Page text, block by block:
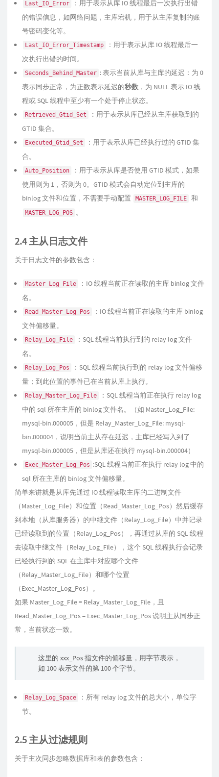
Last_IO_Error
：用于表示从库 IO 线程最后一次执行出错
的错误信息，如网络问题，主库宕机，用于从主库复制的账
号密码变化等。
Last_IO_Error_Timestamp
：用于表示从库 IO 线程最后一
次执行出错的时间。
Seconds_Behind_Master : 表示当前从库与主库的延迟：为 0
表示同步正常，为正数表示延迟的秒数 ，为 NULL 表示 IO 线
程或 SQL 线程中至少有一个处于停止状态。
Retrieved_Gtid_Set
：用于表示从库已经从主库获取到的
GTID 集合。
Executed_Gtid_Set
：用于表示从库已经执行过的 GTID 集
合。
Auto_Position
：用于表示从库是否使用 GTID 模式，如果
使用则为 1，否则为 0。GTID 模式会自动定位到主库的
binlog 文件和位置，不需要手动配置
MASTER_LOG_FILE 和
MASTER_LOG_POS 。
2.4 主从日志文件
关于日志文件的参数包含：
Master_Log_File
：IO 线程当前正在读取的主库 binlog 文件
名。
Read_Master_Log_Pos
：IO 线程当前正在读取的主库 binlog
文件偏移量。
Relay_Log_File
：SQL 线程当前执行到的 relay log 文件
名。
Relay_Log_Pos
：SQL 线程当前执行到的 relay log 文件偏移
量；到此位置的事件已在当前从库上执行。
Relay_Master_Log_File
：SQL 线程当前正在执行 relay log
中的 sql 所在主库的 binlog 文件名。（如 Master_Log_File:
mysql-bin.000005，但是 Relay_Master_Log_File: mysql-
bin.000004，说明当前主从存在延迟，主库已经写入到了
mysql-bin.000005，但是从库还在执行 mysql-bin.000004）
Exec_Master_Log_Pos :SQL 线程当前正在执行 relay log 中的
sql 所在主库的 binlog 文件偏移量。
简单来讲就是从库先通过 IO 线程读取主库的二进制文件
（Master_Log_File）和位置（Read_Master_Log_Pos）然后缓存
到本地（从库服务器）的中继文件（Relay_Log_File）中并记录
已经读取到的位置（Relay_Log_Pos），再通过从库的 SQL 线程
去读取中继文件（Relay_Log_File），这个 SQL 线程执行会记录
已经执行到的 SQL 在主库中对应哪个文件
（Relay_Master_Log_File）和哪个位置
（Exec_Master_Log_Pos）。
如果 Master_Log_File = Relay_Master_Log_File，且
Read_Master_Log_Pos = Exec_Master_Log_Pos 说明主从同步正
常，当前状态一致。
这里的 xxx_Pos 指文件的偏移量，用字节表示，
如 100 表示文件的第 100 个字节。
Relay_Log_Space
：所有 relay log 文件的总大小，单位字
节。
2.5 主从过滤规则
关于主次同步忽略数据库和表的参数包含：